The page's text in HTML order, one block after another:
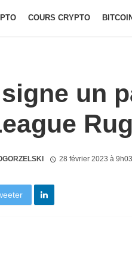
COURS CRYPTO
un
28 février 2023 à 9h03